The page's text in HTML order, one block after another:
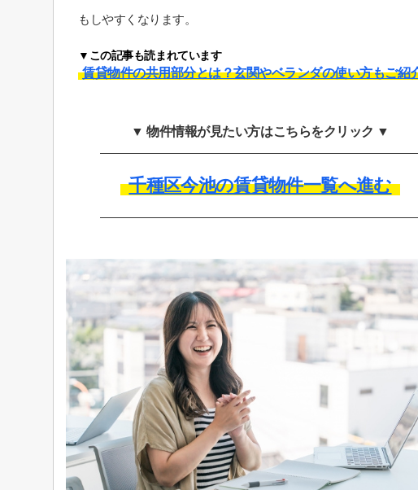
もしやすくなります。
▼この記事も読まれています
賃貸物件の共用部分とは？玄関やベランダの使い方もご紹
▼ 物件情報が見たい方はこちらをクリック ▼
千種区今池の賃貸物件一覧へ進む